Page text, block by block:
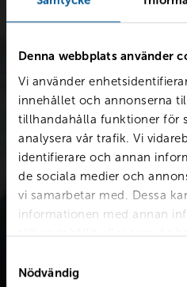
Denna webbplats använder
Vi använder
innehållet och annonserna
tillhandahålla funktioner för
analysera vår trafik. Vi
identifierare och annan
de sociala medier och
vi samarbetar med. Dessa
informationen med annan
tillhandahållit eller som de
Nödvändig
Värdera bilen kostnadsfritt
Snabb värdering för en första
Värdera din bil